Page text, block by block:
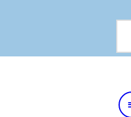
Especialidades